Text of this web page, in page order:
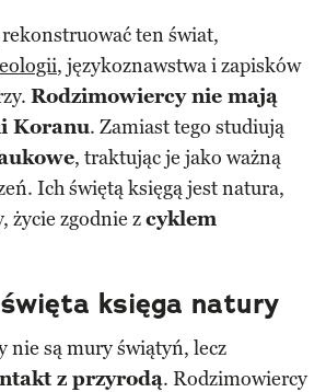
ten świat,
, językoznawstwa i zapisków
Rodzimowiercy nie mają
Koranu. Zamiast tego studiują
, traktując je jako ważną
Ich świętą księgą jest natura,
życie zgodnie zcyklem
księga natury
nie są mury świątyń, lecz
z przyrodą. Rodzimowiercy